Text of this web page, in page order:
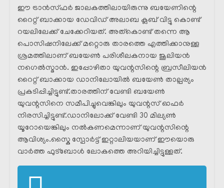
ഈ ട്രാൻസ്ഫർ ജാലകത്തിലായിരുന്നു ബയേണിന്റെ
റൈറ്റ് ബാക്കായ ഡേവിഡ് അലാബ ക്ലബ് വിട്ടു കൊണ്ട്
റയലിലേക്ക് ചേക്കേറിയത്. അത്കൊണ്ട് തന്നെ ആ
പൊസിഷനിലേക്ക് മറ്റൊരു താരത്തെ എത്തിക്കാനുള്ള
ശ്രമത്തിലാണ് ബയേൺ പരിശീലകനായ ജൂലിയൻ
നഗെൽസ്മാൻ. ഇപ്പോഴിതാ യുവന്റസിന്റെ ബ്രസീലിയൻ
റൈറ്റ് ബാക്കായ ഡാനിലോയിൽ ബയേൺ താല്പര്യം
പ്രകടിപ്പിച്ചിട്ടുണ്ട്.താരത്തിന് വേണ്ടി ബയേൺ
യുവന്റസിനെ സമീപിച്ചുവെങ്കിലും യുവന്റസ് ഓഫർ
നിരസിച്ചിട്ടുണ്ട്.ഡാനിലോക്ക്‌ വേണ്ടി 30 മില്യൺ
യൂറോയെങ്കിലും നൽകണമെന്നാണ് യുവന്റസിന്റെ
ആവിശ്യം.സ്കൈ സ്പോർട്ട് ഇറ്റാലിയയാണ് ഈയൊരു
വാർത്ത ഫുട്ബോൾ ലോകത്തെ അറിയിച്ചിട്ടുള്ളത്.